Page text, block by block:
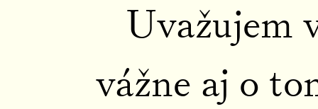
Uvažujem
vážne aj o